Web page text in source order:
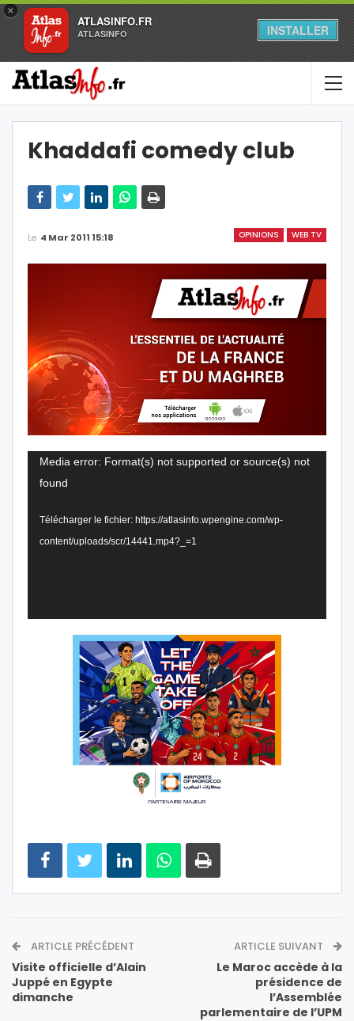
×
ATLASINFO.FR
ATLASINFO INSTALLER
Khaddafi comedy club
OPINIONS WEB TV
Le 4 Mar 2011 15:18
Lecteur
vidéo
Media error: Format(s) not supported or source(s) not
found
Télécharger le fichier: https://atlasinfo.wpengine.com/wp-
content/uploads/scr/14441.mp4?_=1
ARTICLE PRÉCÉDENT
Visite officielle d’Alain
Juppé en Egypte
dimanche
ARTICLE SUIVANT
Le Maroc accède à la
présidence de
l’Assemblée
parlementaire de l’UPM